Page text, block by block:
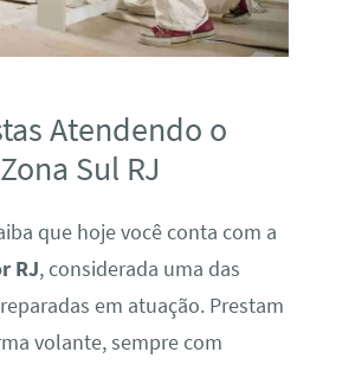
Atendendo o
Sul RJ
que hoje você conta com a
RJ, considerada uma das
em atuação. Prestam
volante, sempre com